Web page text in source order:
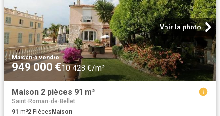
Voir la photo
Maison·à vendre
949 000 €10 428 €/m²
Maison 2 pièces 91 m²
Saint-Roman-de-Bellet
91 m²2 Pièces Maison